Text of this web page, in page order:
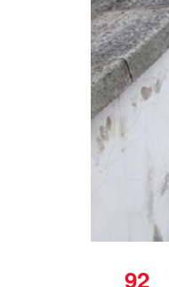
92